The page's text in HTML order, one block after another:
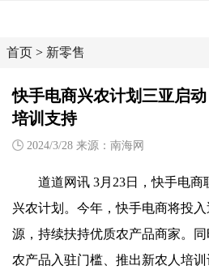
首页 > 新零售
快手电商兴农计划三亚启
培训支持
2024/3/28 来源：南海网
道道网讯 3月23日，快手电商
兴农计划。今年，快手电商将投
源，持续扶持优质农产品商家。
农产品入驻门槛、推出新农人培